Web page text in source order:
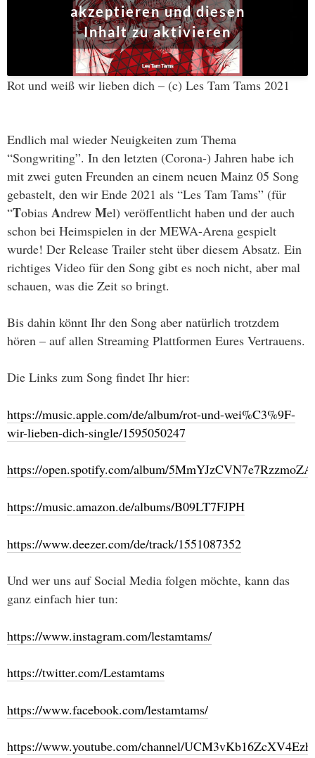
akzeptieren und diesen
Inhalt zu aktivieren
Rot und weiß wir lieben dich – (c) Les Tam Tams 2021
Endlich mal wieder Neuigkeiten zum Thema
“Songwriting”. In den letzten (Corona-) Jahren habe ich
mit zwei guten Freunden an einem neuen Mainz 05 Song
gebastelt, den wir Ende 2021 als “Les Tam Tams” (für
“Tobias Andrew Mel) veröffentlicht haben und der auch
schon bei Heimspielen in der MEWA-Arena gespielt
wurde! Der Release Trailer steht über diesem Absatz. Ein
richtiges Video für den Song gibt es noch nicht, aber mal
schauen, was die Zeit so bringt.
Bis dahin könnt Ihr den Song aber natürlich trotzdem
hören – auf allen Streaming Plattformen Eures Vertrauens.
Die Links zum Song findet Ihr hier:
https://music.apple.com/de/album/rot-und-wei%C3%9F-
wir-lieben-dich-single/1595050247
https://open.spotify.com/album/
https://music.amazon.de/albums/B09LT7FJPH
https://www.deezer.com/de/track/1551087352
Und wer uns auf Social Media folgen möchte, kann das
ganz einfach hier tun:
https://www.instagram.com/lestamtams/
https://twitter.com/Lestamtams
https://www.facebook.com/lestamtams/
https://www.youtube.com/channel/